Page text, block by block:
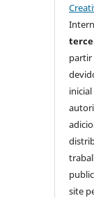
partir
site